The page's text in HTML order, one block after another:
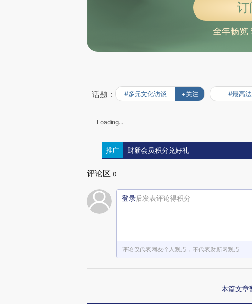
订
全年畅览
话题： #多元文化访谈 +关注 #最高法
Loading...
推广 财新会员积分兑好礼
评论区 0
登录后发表评论得积分
评论仅代表网友个人观点，不代表财新网观点
本篇文章